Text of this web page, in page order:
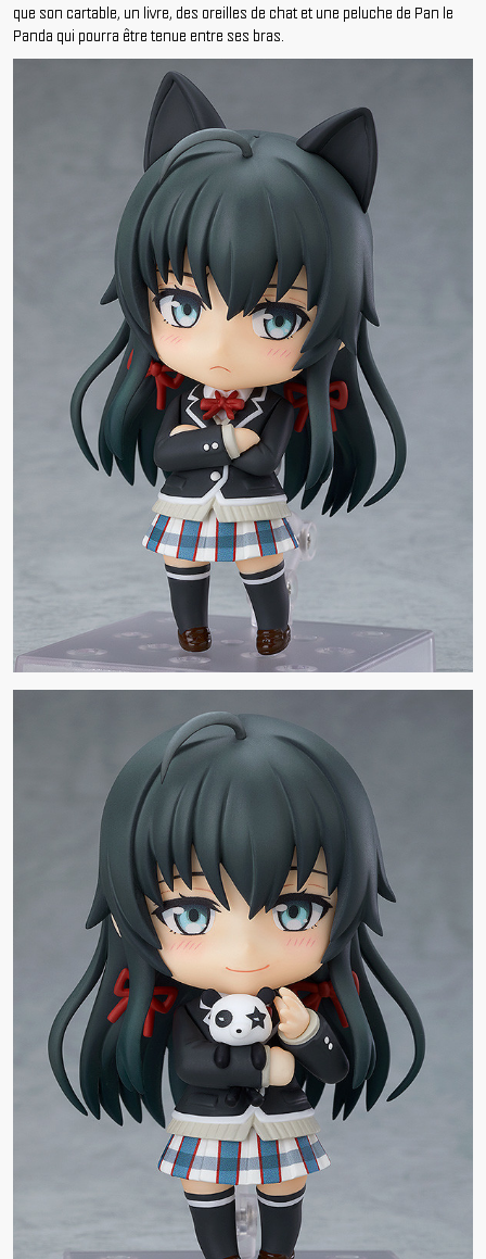
que son cartable, un livre, des oreilles de chat et une peluche de Pan le
Panda qui pourra être tenue entre ses bras.